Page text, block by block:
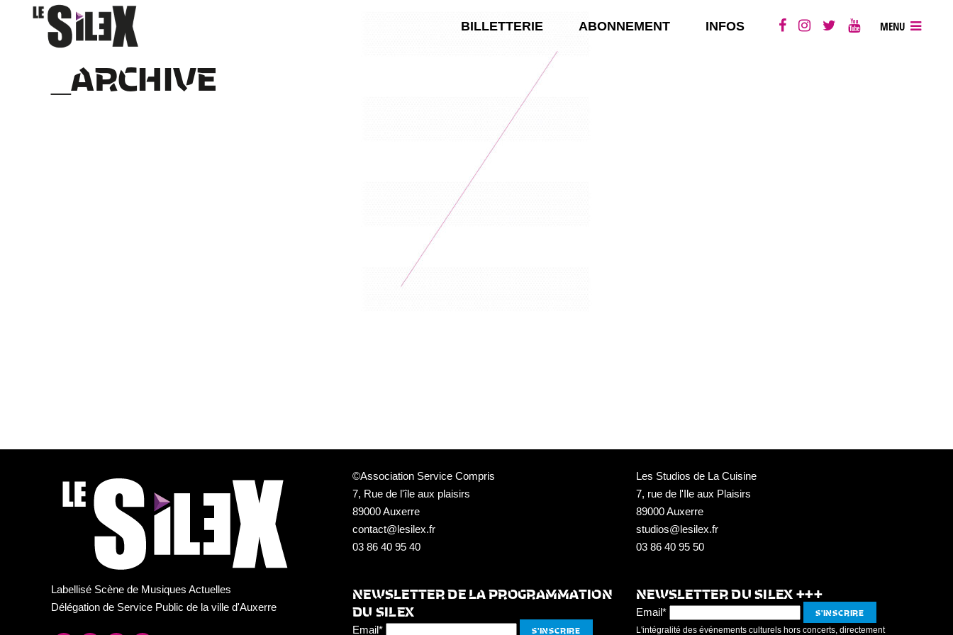
MENU
BILLETTERIE ABONNEMENT INFOS
ARCHIVE
Labellisé Scène de Musiques Actuelles
Délégation de Service Public de la ville d'Auxerre
©Association Service Compris
7, Rue de l'île aux plaisirs
89000 Auxerre
contact@lesilex.fr
03 86 40 95 40
NEWSLETTER DE LA PROGRAMMATION
DU SILEX
Email*
Les Studios de La Cuisine
7, rue de l'Ile aux Plaisirs
89000 Auxerre
studios@lesilex.fr
03 86 40 95 50
NEWSLETTER DU SILEX +++
Email*
L'intégralité des événements culturels hors concerts, directement